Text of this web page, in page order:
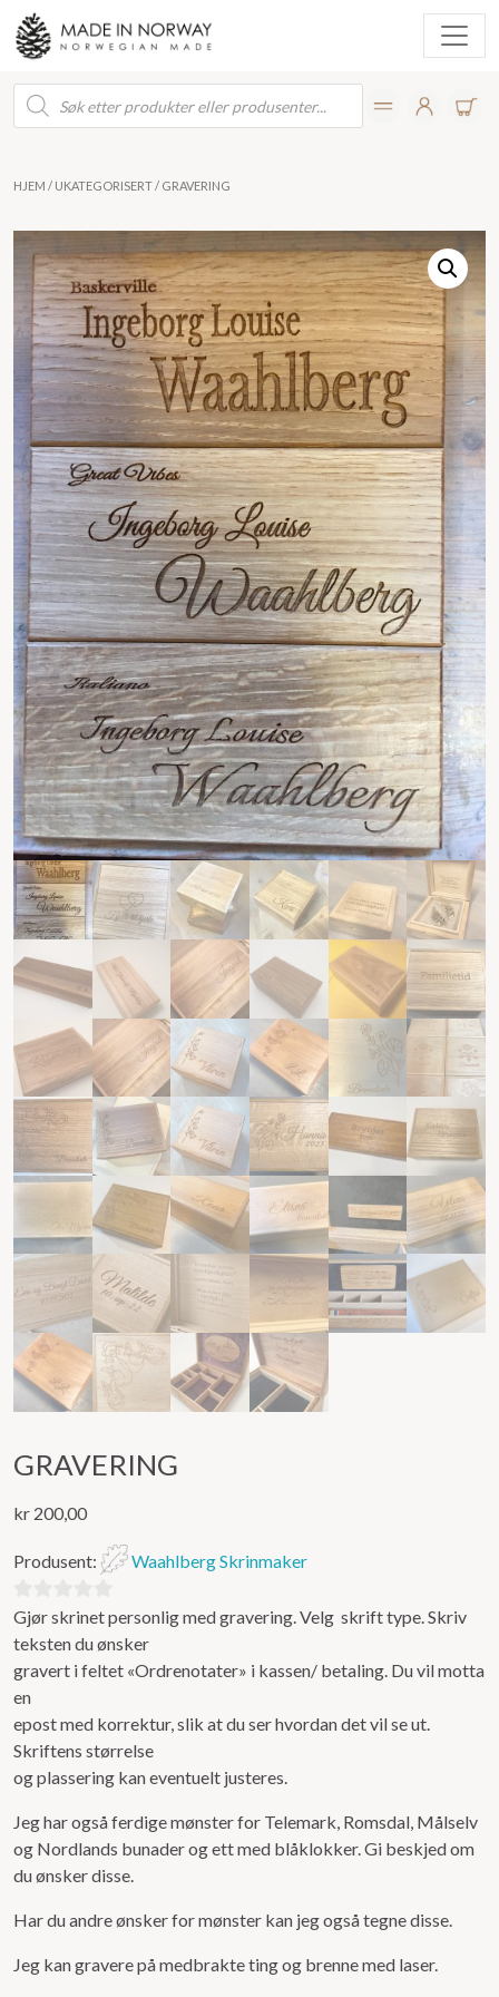
Products
search
HJEM / UKATEGORISERT/ GRAVERING
GRAVERING
kr 200,00
Produsent: Waahlberg Skrinmaker
0
ut
av
5
Gjør skrinet personlig med gravering. Velg skrift type. Skriv
teksten du ønsker
gravert i feltet «Ordrenotater» i kassen/ betaling. Du vil motta
en
epost med korrektur, slik at du ser hvordan det vil se ut.
Skriftens størrelse
og plassering kan eventuelt justeres.
Jeg har også ferdige mønster for Telemark, Romsdal, Målselv
og Nordlands bunader og ett med blåklokker. Gi beskjed om
du ønsker disse.
Har du andre ønsker for mønster kan jeg også tegne disse.
Jeg kan gravere på medbrakte ting og brenne med laser.